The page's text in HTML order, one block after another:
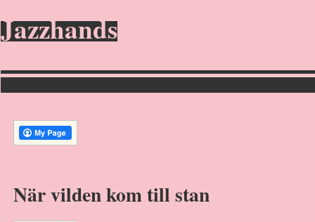
Jazzhands
När vilden kom till stan